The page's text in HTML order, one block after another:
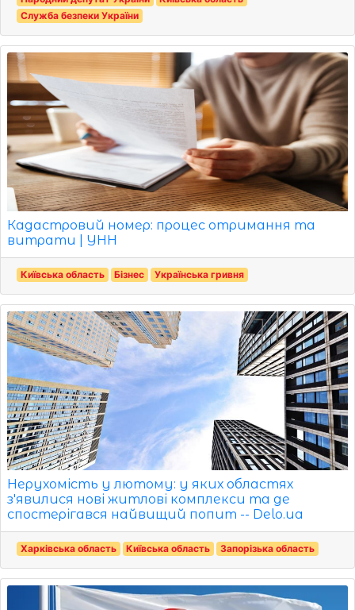
Служба безпеки України
Кадастровий номер: процес отримання та
витрати | УНН
Київська область Бізнес Українська гривня
Нерухомість у лютому: у яких областях
з'явилися нові житлові комплекси та де
спостерігався найвищий попит -- Delo.ua
Харківська область Київська область Запорізька область